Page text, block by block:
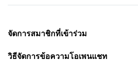
จัดการสมาชิกที่เข้าร่วม
วิธีจัดการข้อความโอเพนแชท